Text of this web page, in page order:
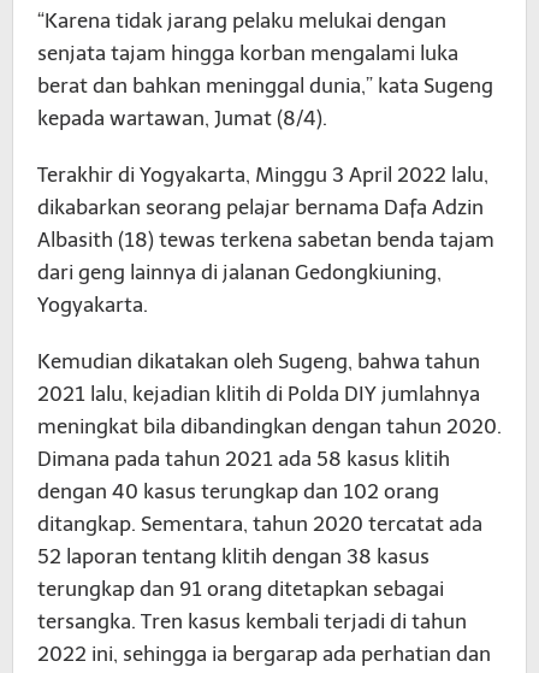
“Karena tidak jarang pelaku melukai dengan
senjata tajam hingga korban mengalami luka
berat dan bahkan meninggal dunia,” kata Sugeng
kepada wartawan, Jumat (8/4).
Terakhir di Yogyakarta, Minggu 3 April 2022 lalu,
dikabarkan seorang pelajar bernama Dafa Adzin
Albasith (18) tewas terkena sabetan benda tajam
dari geng lainnya di jalanan Gedongkiuning,
Yogyakarta.
Kemudian dikatakan oleh Sugeng, bahwa tahun
2021 lalu, kejadian klitih di Polda DIY jumlahnya
meningkat bila dibandingkan dengan tahun 2020.
Dimana pada tahun 2021 ada 58 kasus klitih
dengan 40 kasus terungkap dan 102 orang
ditangkap. Sementara, tahun 2020 tercatat ada
52 laporan tentang klitih dengan 38 kasus
terungkap dan 91 orang ditetapkan sebagai
tersangka. Tren kasus kembali terjadi di tahun
2022 ini, sehingga ia bergarap ada perhatian dan